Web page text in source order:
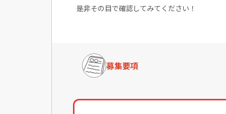
是非その目で確認してみてください！
募集要項